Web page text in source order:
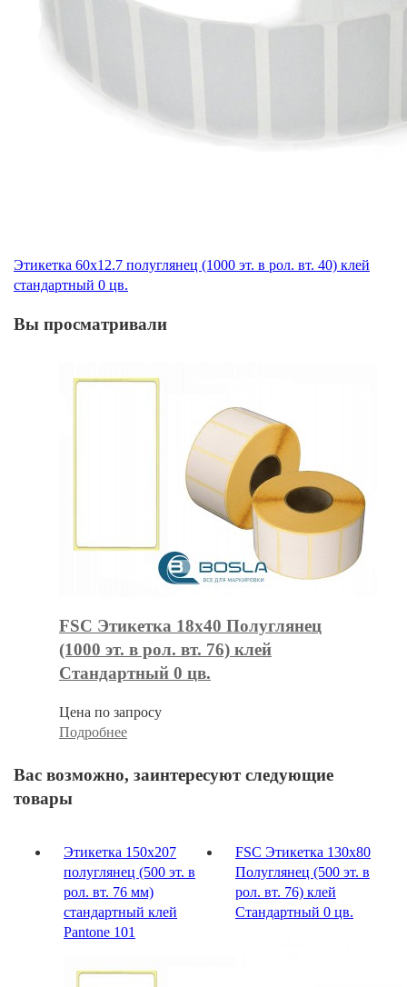
Этикетка 60x12.7 полуглянец (1000 эт. в рол. вт. 40) клей
стандартный 0 цв.
Вы просматривали
FSC Этикетка 18х40 Полуглянец
(1000 эт. в рол. вт. 76) клей
Стандартный 0 цв.
Цена по запросу
Подробнее
Вас возможно, заинтересуют следующие
товары
Этикетка 150х207
полуглянец (500 эт. в
рол. вт. 76 мм)
стандартный клей
Pantone 101
FSC Этикетка 130х80
Полуглянец (500 эт. в
рол. вт. 76) клей
Стандартный 0 цв.